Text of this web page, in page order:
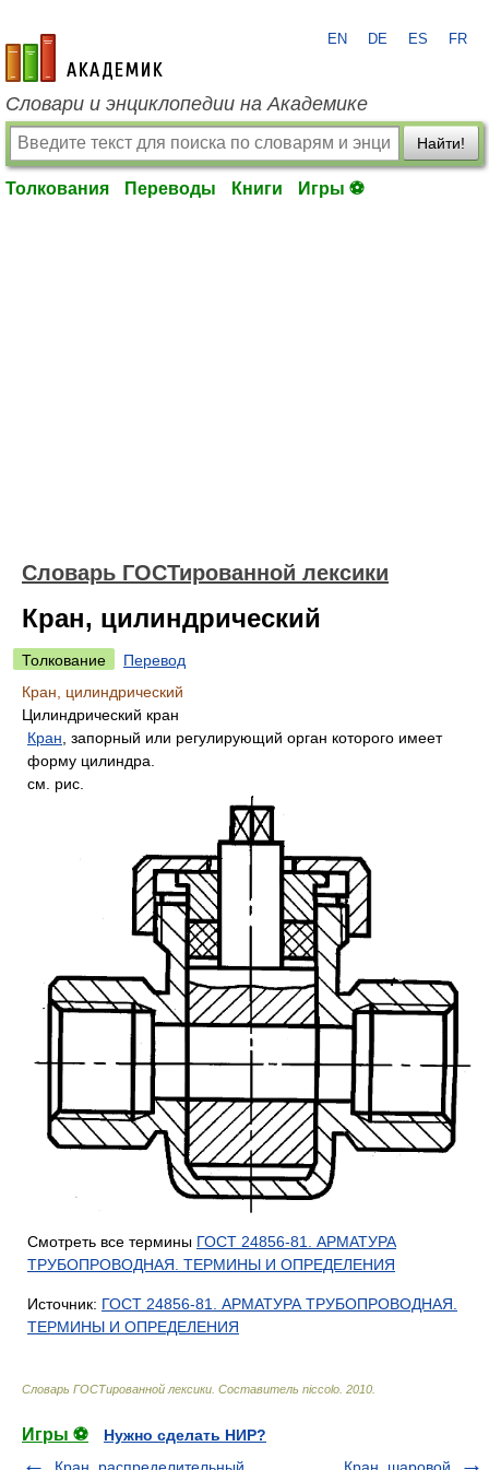
academic.ru
EN DE ES FR
Словари и энциклопедии на Академике
Найти!
Толкования Переводы Книги Игры ⚽
Словарь ГОСТированной лексики
Кран, цилиндрический
Толкование
Перевод
Кран, цилиндрический
Цилиндрический кран
Кран , запорный или регулирующий орган которого имеет
форму цилиндра.
см. рис.
Смотреть все термины ГОСТ 24856-81. АРМАТУРА
ТРУБОПРОВОДНАЯ. ТЕРМИНЫ И ОПРЕДЕЛЕНИЯ
Источник: ГОСТ 24856-81. АРМАТУРА ТРУБОПРОВОДНАЯ.
ТЕРМИНЫ И ОПРЕДЕЛЕНИЯ
Словарь ГОСТированной лексики Составитель niccolo 2010
Игры ⚽
Нужно сделать НИР?